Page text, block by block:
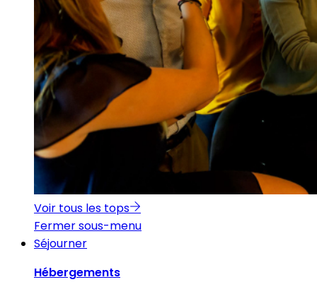
Voir tous les tops
Fermer sous-menu
Séjourner
Hébergements